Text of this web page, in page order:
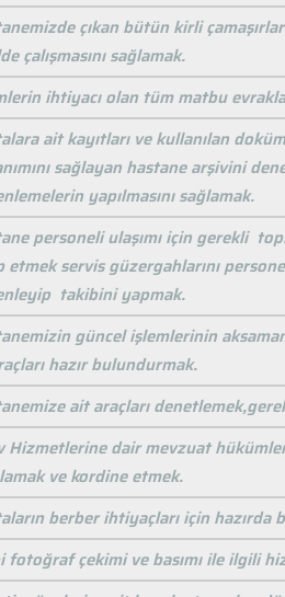
çıkan bütün kirli
çalışmasını sağlamak.
ihtiyacı olan tüm matbu
ait kayıtları ve kullanılan
sağlayan hastane arşivini
yapılmasını sağlamak.
personeli ulaşımı için gerekli
etmek servis güzergahlarını
takibini yapmak.
güncel işlemlerinin
hazır bulundurmak.
ait araçları
Hizmetlerine dair mevzuat
ve kordine etmek.
berber ihtiyaçları için hazırda
fotoğraf çekimi ve basımı ile ilgili